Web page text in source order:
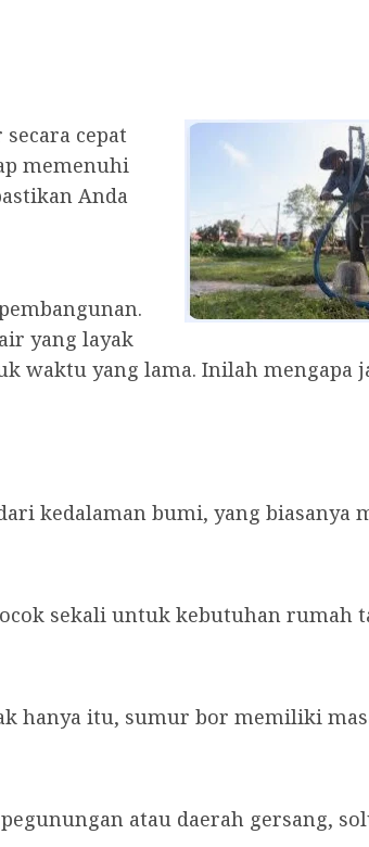
cepat
memenuhi
Anda
yang layak
waktu yang lama. Inilah mengapa
kedalaman bumi, yang biasanya
sekali untuk kebutuhan rumah
hanya itu, sumur bor memiliki
atau daerah gersang,